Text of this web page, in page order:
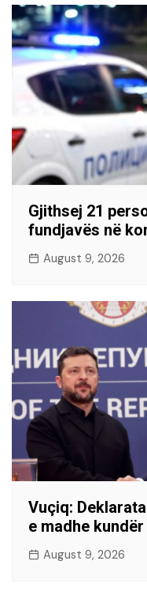
Gjithsej 21
fundjavës në
August 9, 2026
Vuçiq:
e madhe
August 9, 2026